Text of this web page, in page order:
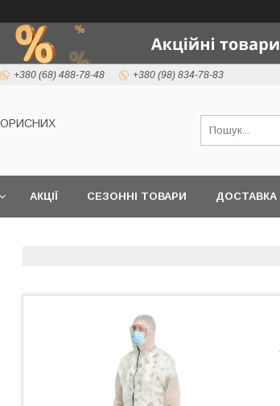
+380 (68) 488-78-48 +380 (98) 834-78-83
АКЦІЇ СЕЗОННІ ТОВАРИ ДОСТАВКА